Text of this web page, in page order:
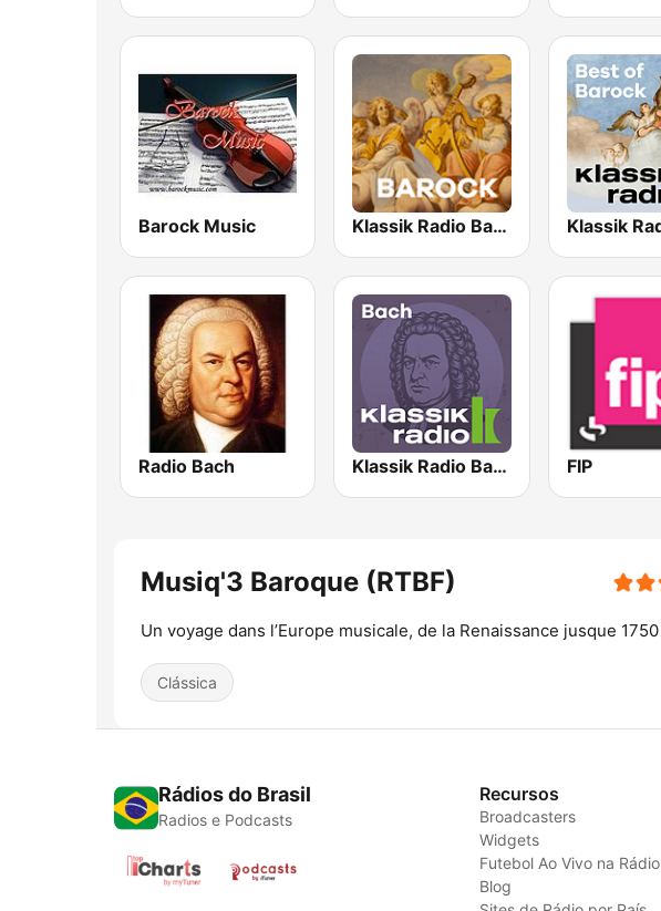
Barock Music Klassik Radio Barock
Radio Bach Klassik Radio Bach FIP
Musiq'3 Baroque (RTBF)
Un voyage dans l’Europe musicale, de la Renaissance jusque 1750
Clássica
Rádios do Brasil
Radios e Podcasts
Recursos
Broadcasters
Widgets
Futebol Ao Vivo na Rádio
Blog